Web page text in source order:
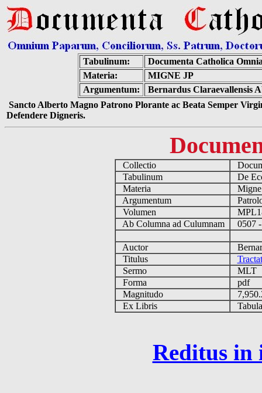
Tabulinum:
Documenta Catholica
Materia:
MIGNE JP
Argumentum:
Bernardus Claraevallensis
Sancto Alberto Magno Patrono Plorante ac Beata Semper
Defendere Digneris.
Collectio
Tabulinum
De
Materia
Argumentum
Volumen
Ab Columna ad Culumnam
0507
Auctor
Titulus
Sermo
MLT
Forma
pdf
Magnitudo
Ex Libris
Reditus in